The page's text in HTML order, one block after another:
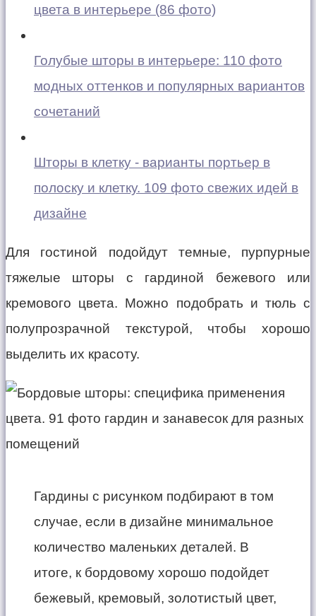
цвета в интерьере (86 фото)
Голубые шторы в интерьере: 110 фото
модных оттенков и популярных вариантов
сочетаний
Шторы в клетку - варианты портьер в
полоску и клетку. 109 фото свежих идей в
дизайне
Для гостиной подойдут темные, пурпурные
тяжелые шторы с гардиной бежевого или
кремового цвета. Можно подобрать и тюль с
полупрозрачной текстурой, чтобы хорошо
выделить их красоту.
Гардины с рисунком подбирают в том
случае, если в дизайне минимальное
количество маленьких деталей. В
итоге, к бордовому хорошо подойдет
бежевый, кремовый, золотистый цвет,